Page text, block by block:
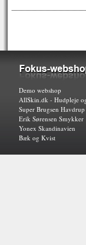
Demo webshop
AllSkin.dk - Hudpleje
Super Brugsen Havdrup
Erik Sørensen Smykker
Yonex Skandinavien
Bæk og Kvist